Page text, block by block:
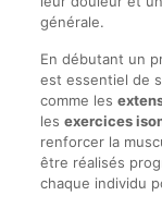
générale.
En débutant un
est essentiel de
comme les
les exercices
renforcer la
être réalisés
chaque individu